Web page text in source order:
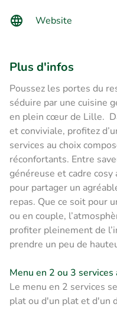
Website
Plus d'infos
Poussez les portes du
séduire par une cuisine
en plein cœur de Lille.
et conviviale, profitez
services au choix
réconfortants. Entre
généreuse et cadre
pour partager un
repas. Que ce soit pour
ou en couple,
profiter pleinement de
prendre un peu de
Menu en 2 ou 3 services
Le menu en 2 services
plat ou d'un plat et d'un